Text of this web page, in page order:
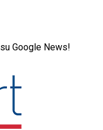
Google News!